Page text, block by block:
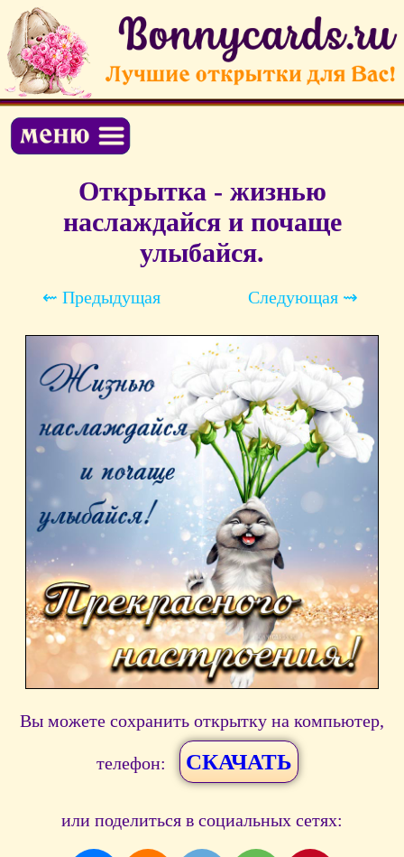
Открытка - жизнью
наслаждайся и почаще
улыбайся.
⇜ Предыдущая Следующая ⇝
Вы можете сохранить открытку на компьютер,
телефон: СКАЧАТЬ
или поделиться в социальных сетях: